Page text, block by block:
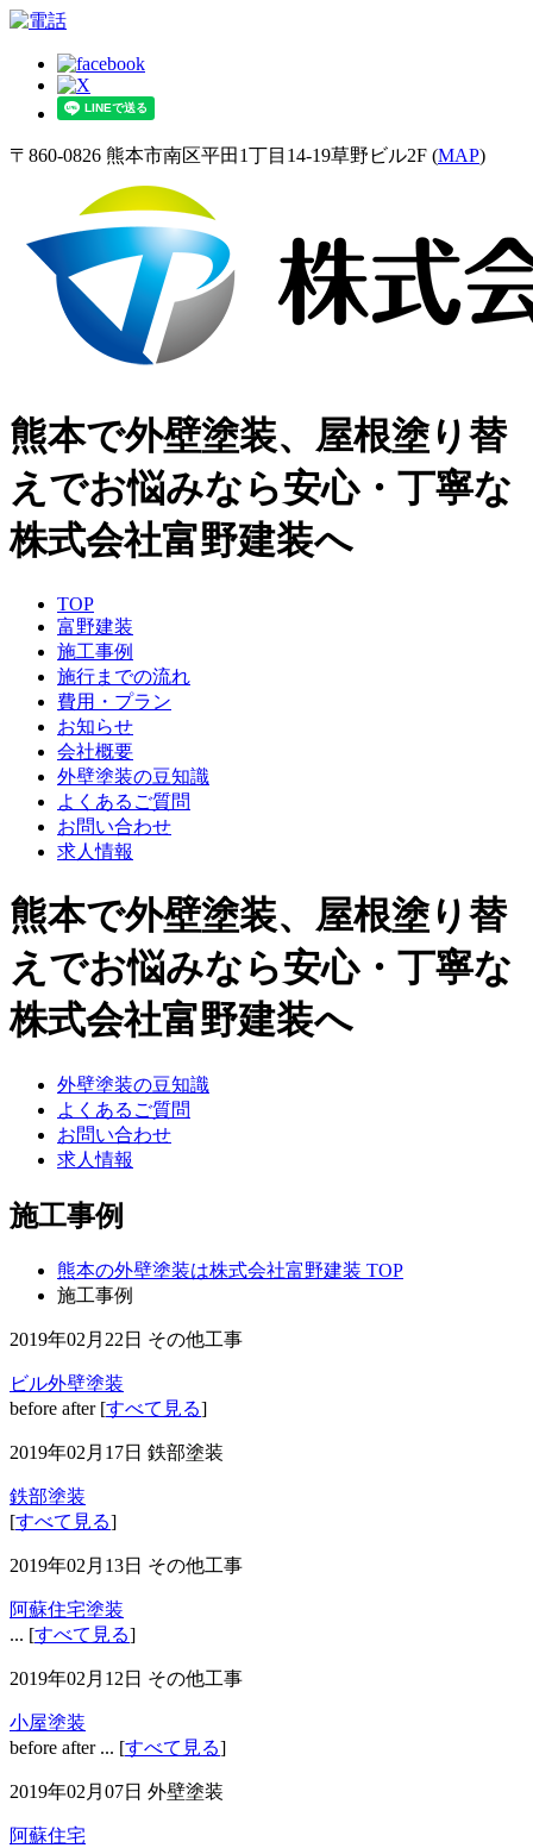
〒860-0826 熊本市南区平田1丁目14-19草野ビル2F (MAP)
熊本で外壁塗装、屋根塗り替
えでお悩みなら安心・丁寧な
株式会社富野建装へ
TOP
富野建装
施工事例
施行までの流れ
費用・プラン
お知らせ
会社概要
外壁塗装の豆知識
よくあるご質問
お問い合わせ
求人情報
熊本で外壁塗装、屋根塗り替
えでお悩みなら安心・丁寧な
株式会社富野建装へ
外壁塗装の豆知識
よくあるご質問
お問い合わせ
求人情報
施工事例
熊本の外壁塗装は株式会社富野建装 TOP
施工事例
2019年02月22日 その他工事
ビル外壁塗装
before after [すべて見る]
2019年02月17日 鉄部塗装
鉄部塗装
[すべて見る]
2019年02月13日 その他工事
阿蘇住宅塗装
... [すべて見る]
2019年02月12日 その他工事
小屋塗装
before after ... [すべて見る]
2019年02月07日 外壁塗装
阿蘇住宅